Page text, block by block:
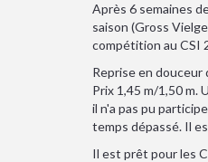
Après 6 semaines
saison (Gross
compétition au CSI
Reprise en douceur
Prix 1,45 m/1,50 m.
il n'a pas pu
temps dépassé. Il
Il est prêt pour les